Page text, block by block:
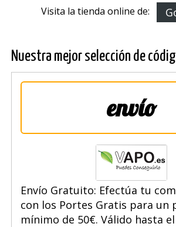
Visita la tienda online de:
Nuestra mejor selección de
envío
Envío Gratuito: Efectúa tu
con los Portes Gratis para un
mínimo de 50€. Válido hasta